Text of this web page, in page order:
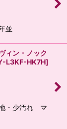
並
ィン・ノック
L3KF-HK7H]
・少汚れ マ